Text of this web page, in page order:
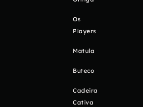
Os
Players
Matula
Buteco
Cadeira
Cativa